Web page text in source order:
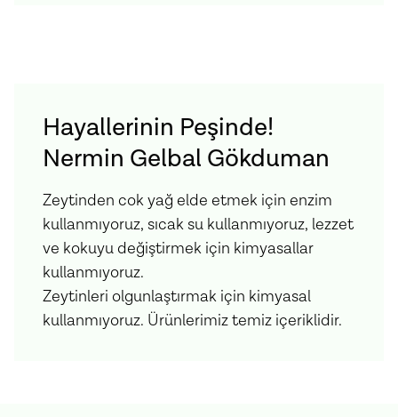
Hayallerinin Peşinde!
Nermin Gelbal Gökduman
Zeytinden cok yağ elde etmek için enzim
kullanmıyoruz, sıcak su kullanmıyoruz, lezzet
ve kokuyu değiştirmek için kimyasallar
kullanmıyoruz.
Zeytinleri olgunlaştırmak için kimyasal
kullanmıyoruz. Ürünlerimiz temiz içeriklidir.